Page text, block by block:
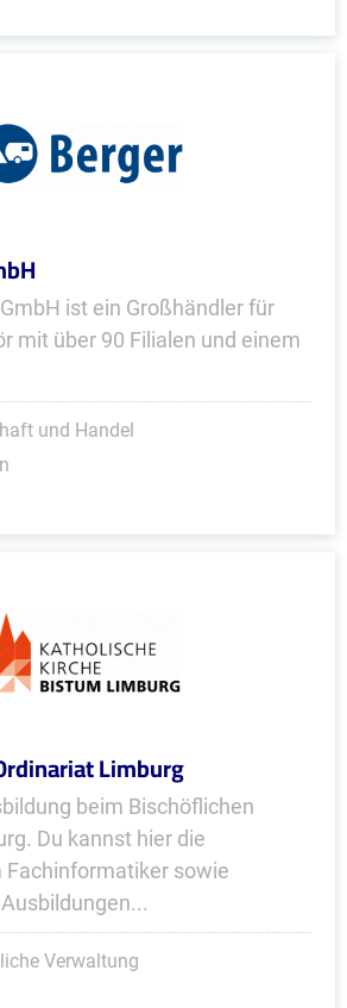
ist ein Großhändler für
mit über 90 Filialen und einem
und Handel
Limburg
beim Bischöflichen
Du kannst hier die
Fachinformatiker sowie
Verwaltung